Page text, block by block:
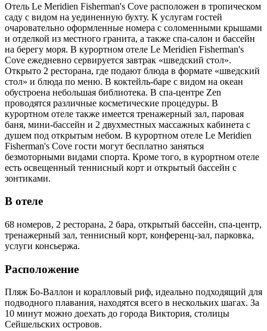
Отель Le Meridien Fisherman's Cove расположен в тропическом
саду с видом на уединенную бухту. К услугам гостей
очаровательно оформленные номера с соломенными крышами
и отделкой из местного гранита, а также спа-салон и бассейн
на берегу моря. В курортном отеле Le Meridien Fisherman's
Cove ежедневно сервируется завтрак «шведский стол».
Открыто 2 ресторана, где подают блюда в формате «шведский
стол» и блюда по меню. В коктейль-баре с видом на океан
обустроена небольшая библиотека. В спа-центре Zen
проводятся различные косметические процедуры. В
курортном отеле также имеется тренажерный зал, паровая
баня, мини-бассейн и 2 двухместных массажных кабинета с
душем под открытым небом. В курортном отеле Le Meridien
Fisherman's Cove гости могут бесплатно заняться
безмоторными видами спорта. Кроме того, в курортном отеле
есть освещенный теннисный корт и открытый бассейн с
зонтиками.
В отеле
68 номеров, 2 ресторана, 2 бара, открытый бассейн, спа-центр,
тренажерный зал, теннисный корт, конференц-зал, парковка,
услуги консьержа.
Расположение
Пляж Бо-Валлон и коралловый риф, идеально подходящий для
подводного плавания, находятся всего в нескольких шагах. За
10 минут можно доехать до города Виктория, столицы
Сейшельских островов.